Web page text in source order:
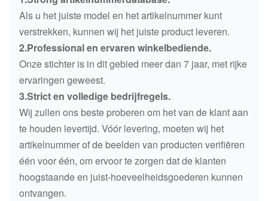
Als u het juiste model en het artikelnummer kunt
verstrekken, kunnen wij het juiste product leveren.
2.Professional en ervaren winkelbediende.
Onze stichter is in dit gebied meer dan 7 jaar, met rijke
ervaringen geweest.
3.Strict en volledige bedrijfregels.
Wij zullen ons beste proberen om het van de klant aan
te houden levertijd. Vóór levering, moeten wij het
artikelnummer of de beelden van producten verifiëren
één voor één, om ervoor te zorgen dat de klanten
hoogstaande en juist-hoeveelheidsgoederen kunnen
ontvangen.